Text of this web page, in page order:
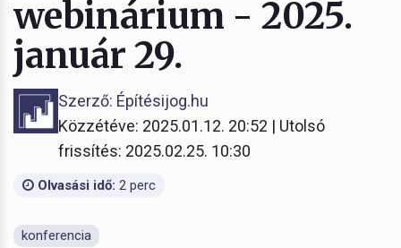
webinárium - 2025.
január 29.
Szerző: Építésijog.hu
Közzétéve: 2025.01.12. 20:52 | Utolsó
frissítés: 2025.02.25. 10:30
Olvasási idő: 2 perc
konferencia